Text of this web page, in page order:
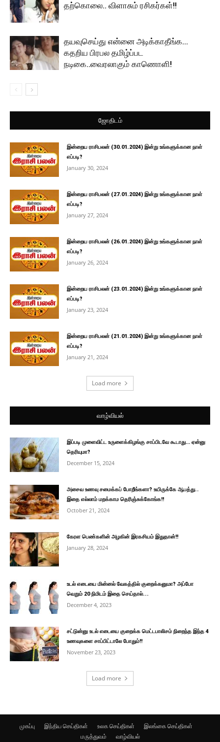
தற்கொலை.. விளாசும் ரசிகர்கள்!!
தயவுசெய்து என்னை அடிக்காதீங்க…
கதறிய பிரபல தமிழ்ப்பட
நடிகை..வைரலாகும் காணொளி!
ஜோதிடம்
இன்றைய ராசிபலன் (30.01.2024) இன்று உங்களுக்கான நாள்
எப்படி?
January 30, 2024
இன்றைய ராசிபலன் (27.01.2024) இன்று உங்களுக்கான நாள்
எப்படி?
January 27, 2024
இன்றைய ராசிபலன் (26.01.2024) இன்று உங்களுக்கான நாள்
எப்படி?
January 26, 2024
இன்றைய ராசிபலன் (23.01.2024) இன்று உங்களுக்கான நாள்
எப்படி?
January 23, 2024
இன்றைய ராசிபலன் (21.01.2024) இன்று உங்களுக்கான நாள்
எப்படி?
January 21, 2024
Load more
வாழ்வியல்
இப்படி முளைவிட்ட உருளைக்கிழங்கு சாப்பிடவே கூடாது… ஏன்னு
தெரியுமா?
December 15, 2024
அசைவ உணவு சமைக்கப் போறீங்களா? உயிருக்கே ஆபத்து..
இதை எல்லாம் மறக்காம தெரிஞ்சுக்கோங்க!!
October 21, 2024
கேரள பெண்களின் அழகின் இரகசியம் இதுதான்!!
January 28, 2024
உடல் எடையை மின்னல் வேகத்தில் குறைக்கனுமா? அப்போ
வெறும் 20 நிமிடம் இதை செய்தால்...
December 4, 2023
சட்டுன்னு உடல் எடையை குறைக்க மெட்டபாலிசம் நிறைந்த இந்த 4
உணவுகளை சாப்பிட்டாலே போதும்!!
November 23, 2023
Load more
முகப்பு இந்திய செய்திகள் உலக செய்திகள்
இலங்கை செய்திகள்
மருத்துவம்
வாழ்வியல்